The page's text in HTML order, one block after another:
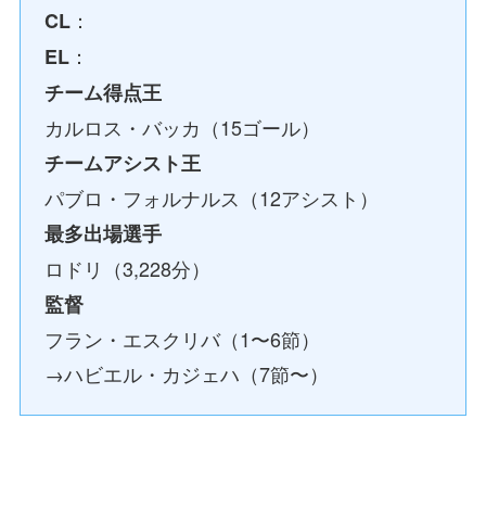
CL ：
EL ：
チーム得点王
カルロス・バッカ（15ゴール）
チームアシスト王
パブロ・フォルナルス（12アシスト）
最多出場選手
ロドリ（3,228分）
監督
フラン・エスクリバ（1〜6節）
→ハビエル・カジェハ（7節〜）